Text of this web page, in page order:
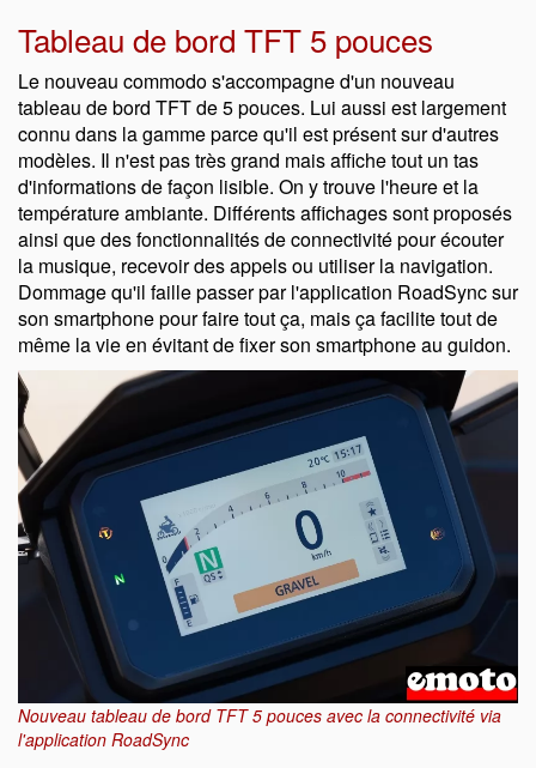
Tableau de bord TFT 5 pouces
Le nouveau commodo s'accompagne d'un nouveau
tableau de bord TFT de 5 pouces. Lui aussi est largement
connu dans la gamme parce qu'il est présent sur d'autres
modèles. Il n'est pas très grand mais affiche tout un tas
d'informations de façon lisible. On y trouve l'heure et la
température ambiante. Différents affichages sont proposés
ainsi que des fonctionnalités de connectivité pour écouter
la musique, recevoir des appels ou utiliser la navigation.
Dommage qu'il faille passer par l'application RoadSync sur
son smartphone pour faire tout ça, mais ça facilite tout de
même la vie en évitant de fixer son smartphone au guidon.
Nouveau tableau de bord TFT 5 pouces avec la connectivité via
l'application RoadSync